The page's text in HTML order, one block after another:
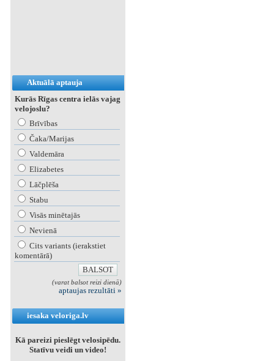
Aktuālā aptauja
Kurās Rīgas centra ielās vajag
velojoslu?
Brīvības
Čaka/Marijas
Valdemāra
Elizabetes
Lāčplēša
Stabu
Visās minētajās
Nevienā
Cits variants (ierakstiet
komentārā)
(varat balsot reizi dienā)
aptaujas rezultāti »
iesaka veloriga.lv
Kā pareizi pieslēgt velosipēdu.
Statīvu veidi un video!